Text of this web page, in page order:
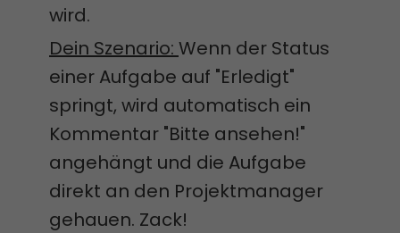
wird.
Dein Szenario: Wenn der Status
einer Aufgabe auf "Erledigt"
springt, wird automatisch ein
Kommentar "Bitte ansehen!"
angehängt und die Aufgabe
direkt an den Projektmanager
gehauen. Zack!